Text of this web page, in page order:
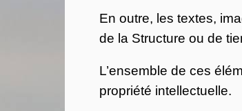
En outre, les textes,
de la Structure ou de
L’ensemble de ces
propriété intellectuelle.